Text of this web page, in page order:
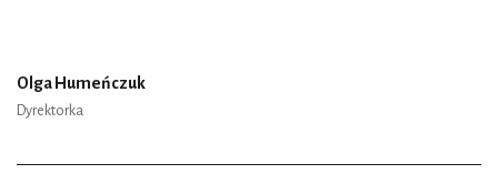
Olga Humeńczuk
Dyrektorka